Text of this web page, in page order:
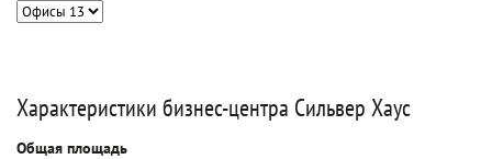
Характеристики бизнес-центра Сильвер Хаус
Общая площадь